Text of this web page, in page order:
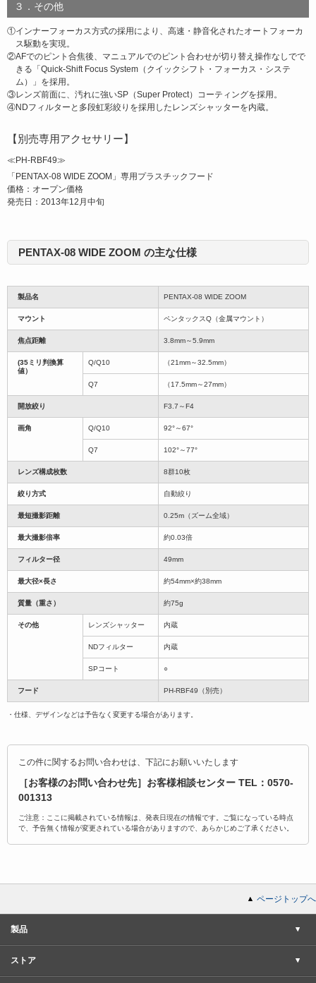
３．その他
①インナーフォーカス方式の採用により、高速・静音化されたオートフォーカ
ス駆動を実現。
②AFでのピント合焦後、マニュアルでのピント合わせが切り替え操作なしでで
きる「Quick-Shift Focus System（クイックシフト・フォーカス・システ
ム）」を採用。
③レンズ前面に、汚れに強いSP（Super Protect）コーティングを採用。
④NDフィルターと多段虹彩絞りを採用したレンズシャッターを内蔵。
【別売専用アクセサリー】
≪PH-RBF49≫
「PENTAX-08 WIDE ZOOM」専用プラスチックフード
価格：オープン価格
発売日：2013年12月中旬
PENTAX-08 WIDE ZOOM の主な仕様
製品名 PENTAX-08 WIDE ZOOM
マウント ペンタックスQ（金属マウント）
焦点距離 3.8mm～5.9mm
(35ミリ判換算
値）
Q/Q10 （21mm～32.5mm）
Q7 （17.5mm～27mm）
開放絞り F3.7～F4
画角 Q/Q10 92°～67°
Q7 102°～77°
レンズ構成枚数 8群10枚
絞り方式 自動絞り
最短撮影距離 0.25m（ズーム全域）
最大撮影倍率 約0.03倍
フィルター径 49mm
最大径×長さ 約54mm×約38mm
質量（重さ） 約75g
その他 レンズシャッター 内蔵
NDフィルター 内蔵
SPコート ○
フード PH-RBF49（別売）
・仕様、デザインなどは予告なく変更する場合があります。
この件に関するお問い合わせは、下記にお願いいたします
［お客様のお問い合わせ先］お客様相談センター TEL：0570-
001313
ご注意：ここに掲載されている情報は、発表日現在の情報です。ご覧になっている時点
で、予告無く情報が変更されている場合がありますので、あらかじめご了承ください。
ページトップへ
製品
ストア